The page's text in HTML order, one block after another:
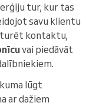
tur, kur tas
savu klientu
kontaktu,
vai piedāvāt
lūgt
ar dažiem